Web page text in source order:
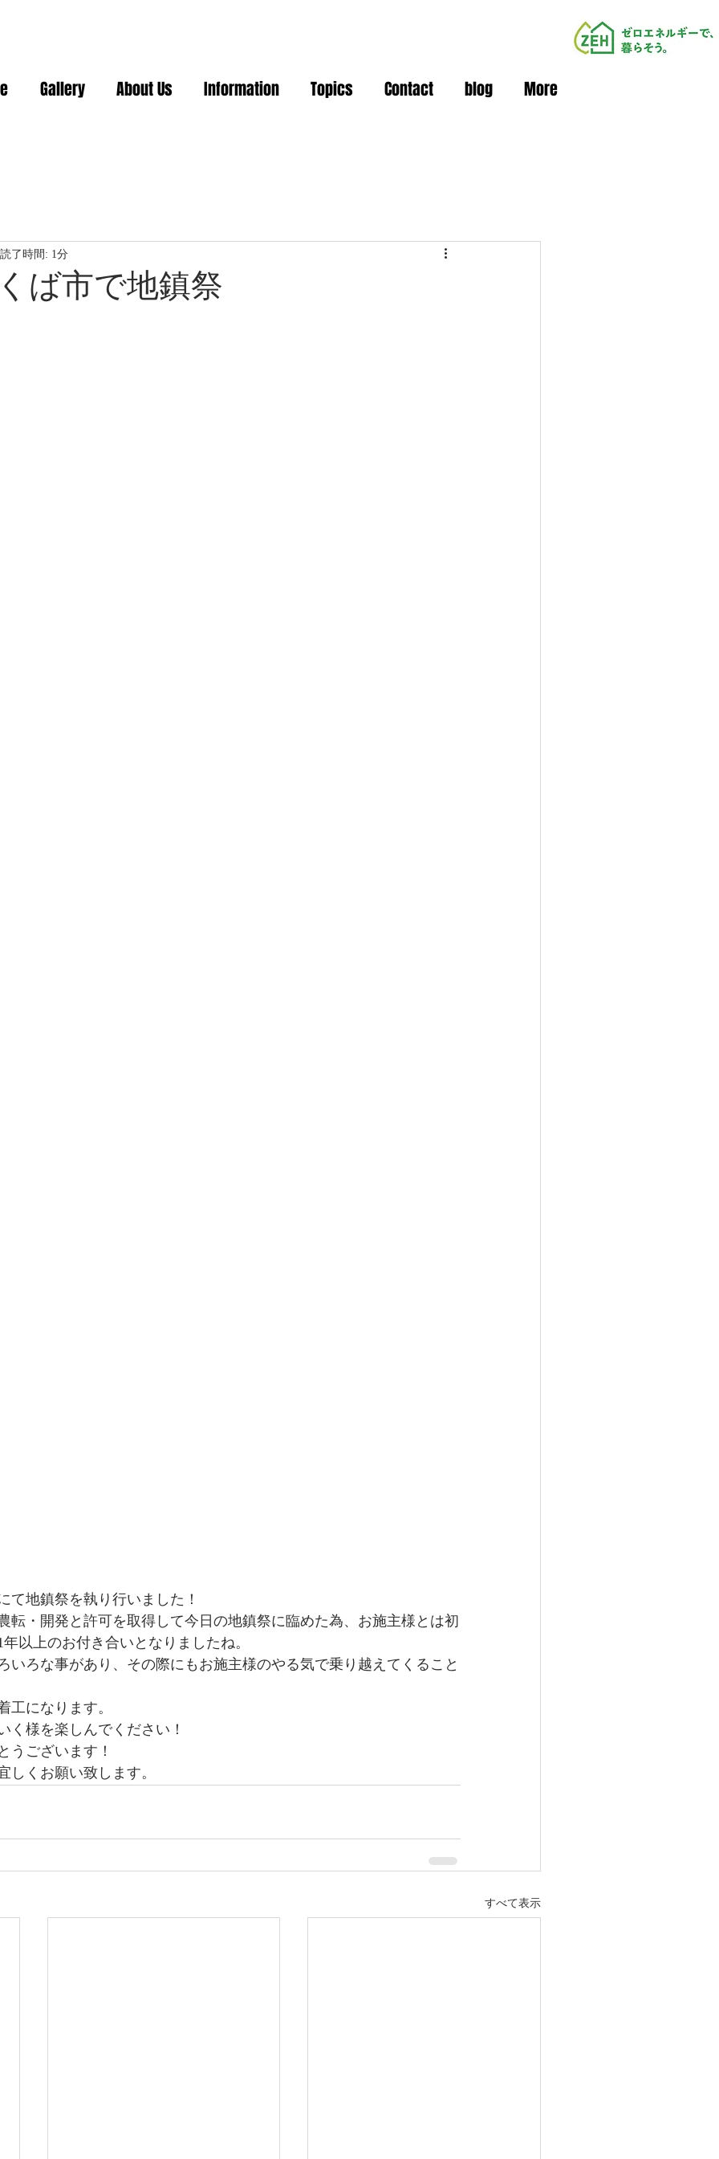
Gallery About Us Information Topics Contact blog More
ば市で地鎮祭
読了時間: 1分
て地鎮祭を執り行いました！
転・開発と許可を取得して今日の地鎮祭に臨めた為、お施主様とは初
以上のお付き合いとなりましたね。
いろな事があり、その際にもお施主様のやる気で乗り越えてくること
工になります。
く様を楽しんでください！
うございます！
しくお願い致します。
すべて表示